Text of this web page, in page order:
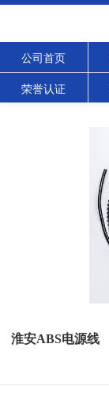
公司首页
荣誉认证
淮安ABS电源线